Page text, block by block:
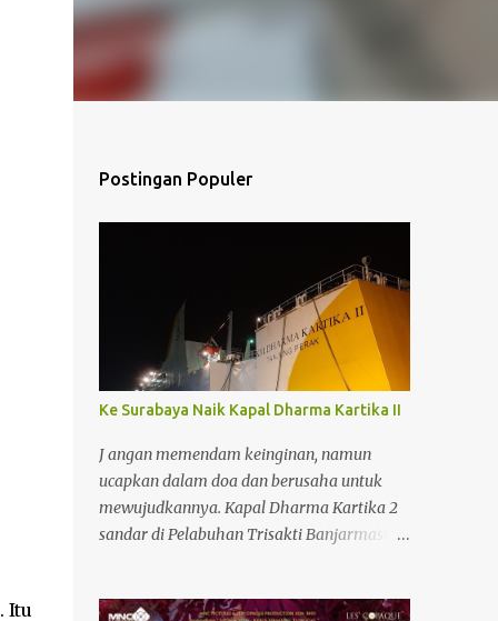
Itu
Postingan Populer
Ke Surabaya Naik Kapal Dharma Kartika II
J angan memendam keinginan, namun
ucapkan dalam doa dan berusaha untuk
mewujudkannya. Kapal Dharma Kartika 2
sandar di Pelabuhan Trisakti Banjarmasin.
kapal penumpang Dharma Kartika II. Kapal